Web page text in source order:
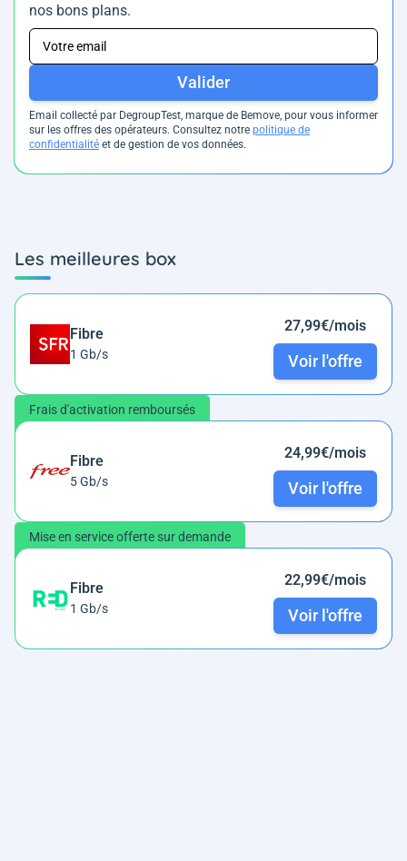
nos bons plans.
Valider
Email collecté par DegroupTest, marque de Bemove, pour vous informer
sur les offres des opérateurs. Consultez notre politique de
confidentialité et de gestion de vos données.
Les meilleures box
Fibre
1 Gb/s
27,99€/mois
Voir l'offre
Frais d'activation remboursés
Fibre
5 Gb/s
24,99€/mois
Voir l'offre
Mise en service offerte sur demande
Fibre
1 Gb/s
22,99€/mois
Voir l'offre